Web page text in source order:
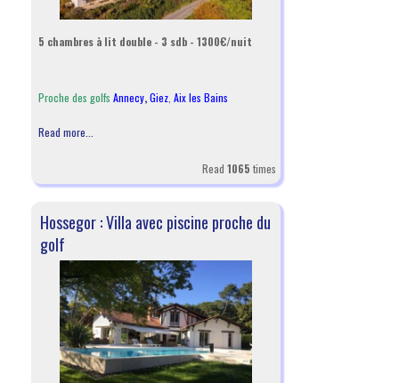
5 chambres à lit double - 3 sdb - 1300€/nuit
Proche des golfs Annecy,Giez, Aix les Bains
Read more...
Read 1065 times
Hossegor : Villa avec piscine proche du
golf